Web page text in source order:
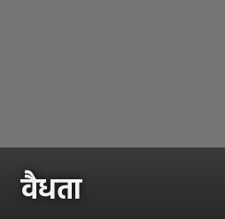
वैधता